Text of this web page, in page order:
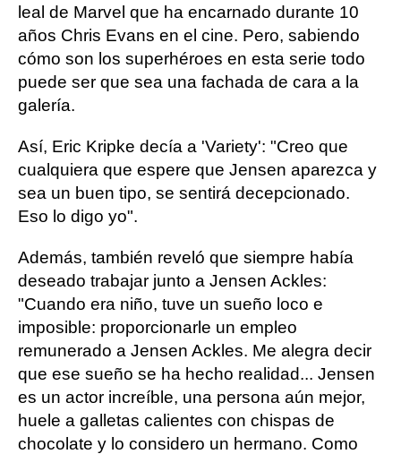
leal de Marvel que ha encarnado durante 10
años Chris Evans en el cine. Pero, sabiendo
cómo son los superhéroes en esta serie todo
puede ser que sea una fachada de cara a la
galería.
Así, Eric Kripke decía a 'Variety': "Creo que
cualquiera que espere que Jensen aparezca y
sea un buen tipo, se sentirá decepcionado.
Eso lo digo yo".
Además, también reveló que siempre había
deseado trabajar junto a Jensen Ackles:
"Cuando era niño, tuve un sueño loco e
imposible: proporcionarle un empleo
remunerado a Jensen Ackles. Me alegra decir
que ese sueño se ha hecho realidad... Jensen
es un actor increíble, una persona aún mejor,
huele a galletas calientes con chispas de
chocolate y lo considero un hermano. Como